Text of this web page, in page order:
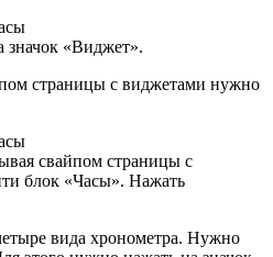
«Виджет».
страницы с виджетами нужно
свайпом страницы с
блок «Часы». Нажать
вида хронометра. Нужно